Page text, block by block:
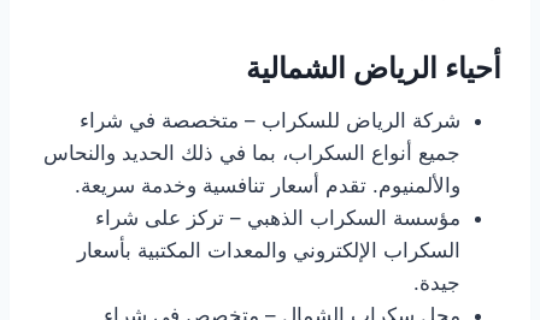
أحياء الرياض الشمالية
شركة الرياض للسكراب – متخصصة في شراء
جميع أنواع السكراب، بما في ذلك الحديد والنحاس
والألمنيوم. تقدم أسعار تنافسية وخدمة سريعة.
مؤسسة السكراب الذهبي – تركز على شراء
السكراب الإلكتروني والمعدات المكتبية بأسعار
جيدة.
محل سكراب الشمال – متخصص في شراء